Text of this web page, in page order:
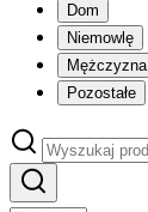
Dom
Niemowlę
Mężczyzna
Pozostałe